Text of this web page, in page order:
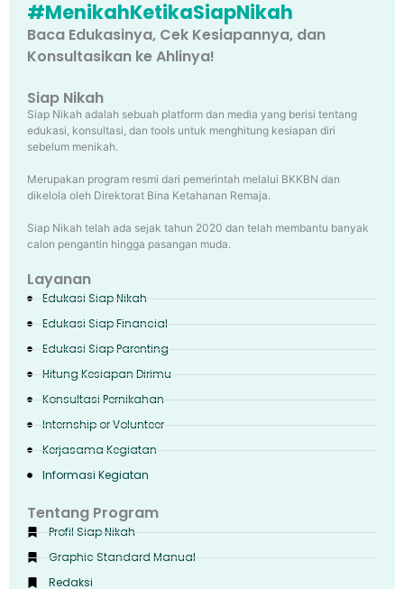
#MenikahKetikaSiapNikah
Baca Edukasinya, Cek Kesiapannya, dan
Konsultasikan ke Ahlinya!
Siap Nikah
Siap Nikah adalah sebuah platform dan media yang berisi tentang
edukasi, konsultasi, dan tools untuk menghitung kesiapan diri
sebelum menikah.
Merupakan program resmi dari pemerintah melalui BKKBN dan
dikelola oleh Direktorat Bina Ketahanan Remaja.
Siap Nikah telah ada sejak tahun 2020 dan telah membantu banyak
calon pengantin hingga pasangan muda.
Layanan
Edukasi Siap Nikah
Edukasi Siap Financial
Edukasi Siap Parenting
Hitung Kesiapan Dirimu
Konsultasi Pernikahan
Internship or Volunteer
Kerjasama Kegiatan
Informasi Kegiatan
Tentang Program
Profil Siap Nikah
Graphic Standard Manual
Redaksi